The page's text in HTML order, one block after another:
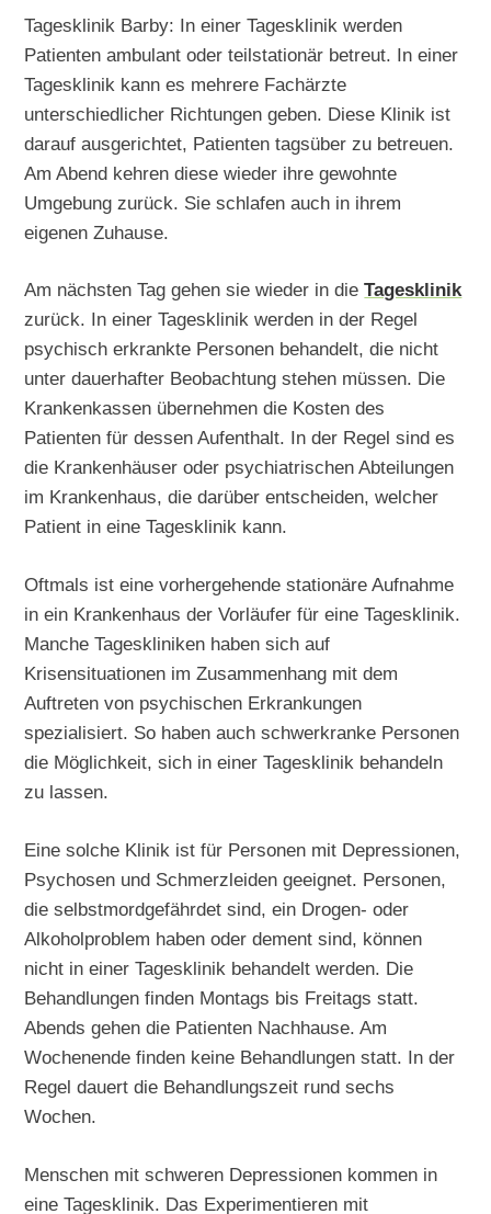
Tagesklinik Barby: In einer Tagesklinik werden
Patienten ambulant oder teilstationär betreut. In einer
Tagesklinik kann es mehrere Fachärzte
unterschiedlicher Richtungen geben. Diese Klinik ist
darauf ausgerichtet, Patienten tagsüber zu betreuen.
Am Abend kehren diese wieder ihre gewohnte
Umgebung zurück. Sie schlafen auch in ihrem
eigenen Zuhause.
Am nächsten Tag gehen sie wieder in dieTagesklinik
zurück. In einer Tagesklinik werden in der Regel
psychisch erkrankte Personen behandelt, die nicht
unter dauerhafter Beobachtung stehen müssen. Die
Krankenkassen übernehmen die Kosten des
Patienten für dessen Aufenthalt. In der Regel sind es
die Krankenhäuser oder psychiatrischen Abteilungen
im Krankenhaus, die darüber entscheiden, welcher
Patient in eine Tagesklinik kann.
Oftmals ist eine vorhergehende stationäre Aufnahme
in ein Krankenhaus der Vorläufer für eine Tagesklinik.
Manche Tageskliniken haben sich auf
Krisensituationen im Zusammenhang mit dem
Auftreten von psychischen Erkrankungen
spezialisiert. So haben auch schwerkranke Personen
die Möglichkeit, sich in einer Tagesklinik behandeln
zu lassen.
Eine solche Klinik ist für Personen mit Depressionen,
Psychosen und Schmerzleiden geeignet. Personen,
die selbstmordgefährdet sind, ein Drogen- oder
Alkoholproblem haben oder dement sind, können
nicht in einer Tagesklinik behandelt werden. Die
Behandlungen finden Montags bis Freitags statt.
Abends gehen die Patienten Nachhause. Am
Wochenende finden keine Behandlungen statt. In der
Regel dauert die Behandlungszeit rund sechs
Wochen.
Menschen mit schweren Depressionen kommen in
eine Tagesklinik. Das Experimentieren mit